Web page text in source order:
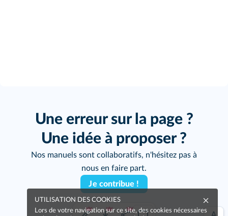
Une erreur sur la page ?
Une idée à proposer ?
Nos manuels sont collaboratifs, n'hésitez pas à
nous en faire part.
Je contribue !
UTILISATION DES COOKIES
Lors de votre navigation sur ce site, des cookies nécessaires